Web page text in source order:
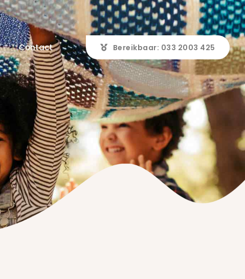
Bereikbaar: 033 2003 425
Contact